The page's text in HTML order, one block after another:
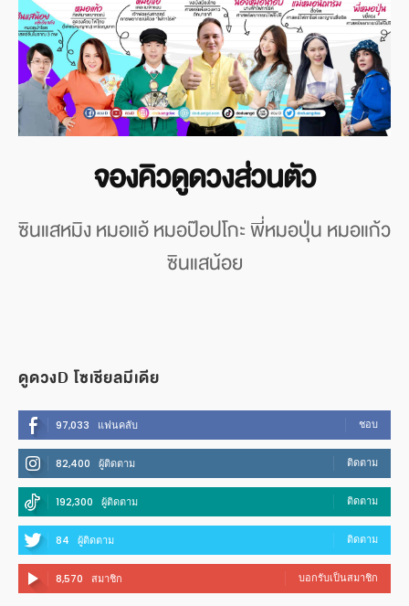
จองคิวดูดวงส่วนตัว
ซินแสหมิง หมอแอ้ หมอป๊อปโกะ พี่หมอปุ่น หมอแก้ว
ซินแสน้อย
ดูดวงD โซเชียลมีเดีย
97,033 แฟนคลับ ชอบ
82,400 ผู้ติดตาม ติดตาม
192,300 ผู้ติดตาม ติดตาม
84 ผู้ติดตาม ติดตาม
8,570 สมาชิก บอกรับเป็นสมาชิก